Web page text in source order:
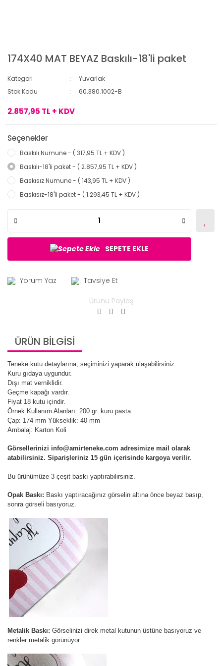
174X40 MAT BEYAZ Baskılı-18'li paket
Kategori
Yuvarlak
Stok Kodu
60.380.1002-B
2.857,95 TL + KDV
Seçenekler
Baskılı Numune - ( 317,95 TL + KDV )
Baskılı-18'li paket - ( 2.857,95 TL + KDV )
Baskısız Numune - ( 143,95 TL + KDV )
Baskısız-18'li paket - ( 1.293,45 TL + KDV )
SEPETE EKLE
Yorum Yaz Tavsiye Et
Ürünü Paylaş
ÜRÜN BİLGİSİ
Teneke kutu detaylarına, seçiminizi yaparak ulaşabilirsiniz.
Kuru gıdaya uygundur.
Dışı mat verniklidir.
Geçme kapağı vardır.
Fiyat 18 kutu içindir.
Örnek Kullanım Alanları: 200 gr. kuru pasta
Çap: 174 mm Yükseklik: 40 mm
Ambalaj: Karton Koli
Görsellerinizi info@amirteneke.com adresimize mail olarak
atabilirsiniz. Siparişleriniz 15 gün içerisinde kargoya verilir.
Bu ürünümüze 3 çeşit baskı yaptırabilirsiniz.
Opak Baskı: Baskı yaptıracağınız görselin altına önce beyaz basıp,
sonra görseli basıyoruz.
Metalik Baskı: Görselinizi direk metal kutunun üstüne basıyoruz ve
renkler metalik görünüyor.